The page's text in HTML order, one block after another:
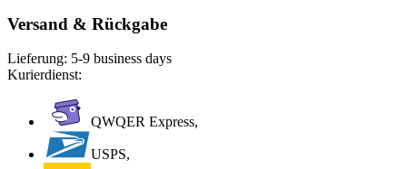
Versand & Rückgabe
Lieferung: 5-9 business days
Kurierdienst:
QWQER Express,
USPS,